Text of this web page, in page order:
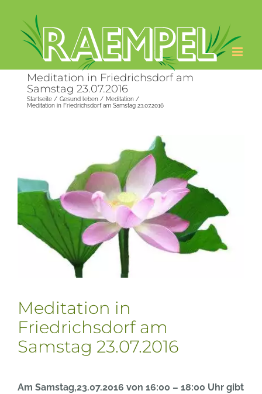
springen
Meditation in Friedrichsdorf am
Samstag 23.07.2016
Startseite Gesund leben
Meditation
Meditation in Friedrichsdorf am Samstag 23.07.2016
Meditation in
Friedrichsdorf am
Samstag 23.07.2016
Am Samstag,23.07.2016 von 16:00 – 18:00 Uhr gibt